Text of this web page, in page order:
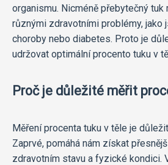
organismu. Nicméně přebytečný
různými zdravotními problémy, jako
choroby nebo diabetes. Proto je
udržovat optimální procento tuku v
Proč je důležité měřit
Měření procenta tuku v těle je
Zaprvé, pomáhá nám získat
zdravotním stavu a fyzické kondici.